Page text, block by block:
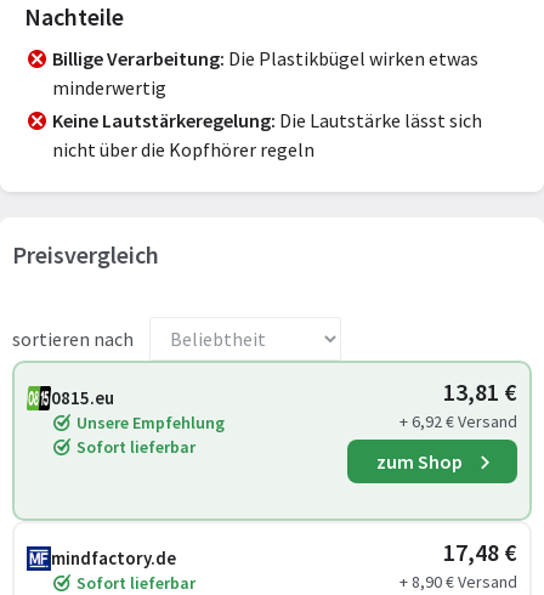
Nachteile
Billige Verarbeitung Die Plastikbügel wirken etwas
minderwertig
Keine Lautstärkeregelung Die Lautstärke lässt sich
nicht über die Kopfhörer regeln
Preisvergleich
sortieren nach
0815.eu
Unsere Empfehlung
Sofort lieferbar
13,81 €
+ 6,92 € Versand
zum Shop
mindfactory.de
Sofort lieferbar
17,48 €
+ 8,90 € Versand